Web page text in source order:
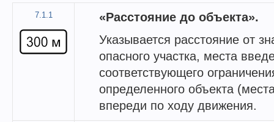
7.1.1
«Расстояние до объекта».
Указывается расстояние от
опасного участка, места
соответствующего
определенного объекта
впереди по ходу движения.